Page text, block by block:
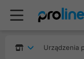
Urządzenia